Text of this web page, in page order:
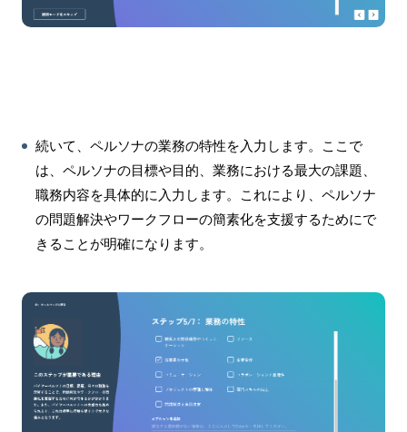
続いて、ペルソナの業務の特性を入力します。ここで
は、ペルソナの目標や目的、業務における最大の課題、
職務内容を具体的に入力します。これにより、ペルソナ
の問題解決やワークフローの簡素化を支援するためにで
きることが明確になります。